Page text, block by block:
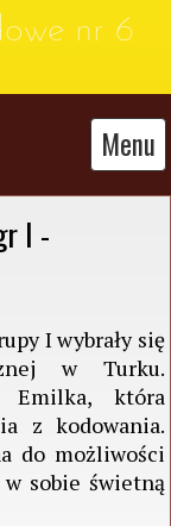
nr 6
Menu
I wybrały się
w Turku.
Emilka, która
z kodowania.
do możliwości
w sobie świetną